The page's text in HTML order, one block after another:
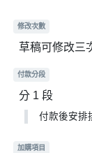
修改次數
草稿可修改三
付款分段
分 1 段
付款後安排
加購項目